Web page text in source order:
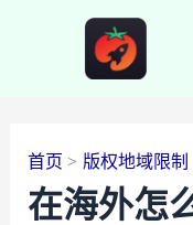
首页 版权地域限制
在海外怎